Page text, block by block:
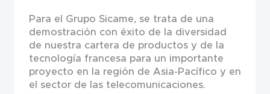
Para el Grupo Sicame, se trata de una
demostración con éxito de la diversidad
de nuestra cartera de productos y de la
tecnología francesa para un importante
proyecto en la región de Asia-Pacífico y en
el sector de las telecomunicaciones.